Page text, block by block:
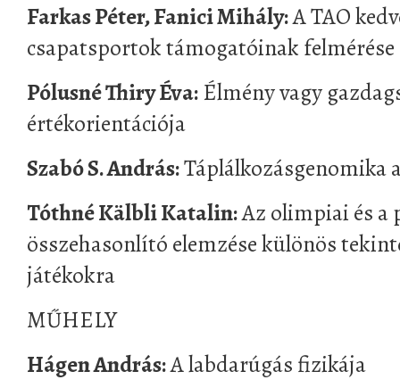
Farkas Péter, Fanici Mihály:A TAO
csapatsportok támogatóinak felmérése
Pólusné Thiry Éva: Élmény vagy
értékorientációja
Szabó S. András:Táplálkozásgenomika
Tóthné Kälbli Katalin:Az olimpiai és
összehasonlító elemzése különös
játékokra
MŰHELY
Hágen András:A labdarúgás fizikája